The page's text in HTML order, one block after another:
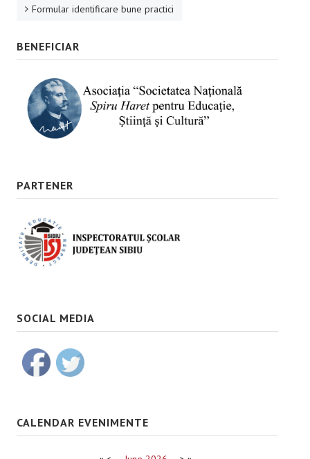
Formular identificare bune practici
BENEFICIAR
PARTENER
SOCIAL MEDIA
CALENDAR EVENIMENTE